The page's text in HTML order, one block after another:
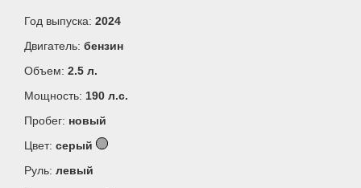
Год выпуска: 2024
Двигатель: бензин
Объем: 2.5 л.
Мощность: 190 л.c.
Пробег: новый
Цвет: серый
Руль: левый